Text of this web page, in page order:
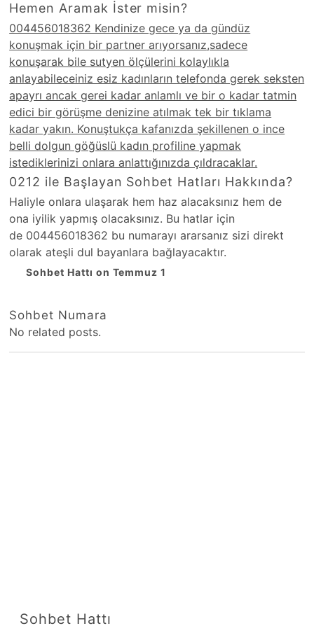
Hemen Aramak İster misin?
004456018362 Kendinize gece ya da gündüz
konuşmak için bir partner arıyorsanız,sadece
konuşarak bile sutyen ölçülerini kolaylıkla
anlayabileceiniz esiz kadınların telefonda gerek seksten
apayrı ancak gerei kadar anlamlı ve bir o kadar tatmin
edici bir görüşme denizine atılmak tek bir tıklama
kadar yakın. Konuştukça kafanızda şekillenen o ince
belli dolgun göğüslü kadın profiline yapmak
istediklerinizi onlara anlattığınızda çıldracaklar.
0212 ile Başlayan Sohbet Hatları Hakkında?
Haliyle onlara ulaşarak hem haz alacaksınız hem de
ona iyilik yapmış olacaksınız. Bu hatlar için
de 004456018362 bu numarayı ararsanız sizi direkt
olarak ateşli dul bayanlara bağlayacaktır.
Sohbet Hattı on Temmuz 1
Sohbet Numara
No related posts.
Sohbet Hattı